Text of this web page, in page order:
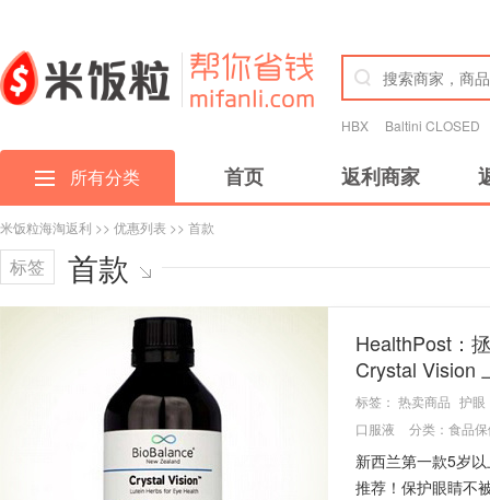
HBX Baltini CLOSED
所有分类 首页 返利商家
米饭粒海淘返利 >> 优惠列表 >> 首款
标签 首款
HealthPost：
Crystal Vision
标签： 热卖商品 护眼
口服液
分类： 食品
新西兰第一款5岁
推荐！保护眼睛不